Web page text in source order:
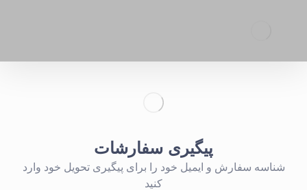
پیگیری سفارشات
شناسه سفارش و ایمیل خود را برای پیگیری تحویل خود وارد
کنید